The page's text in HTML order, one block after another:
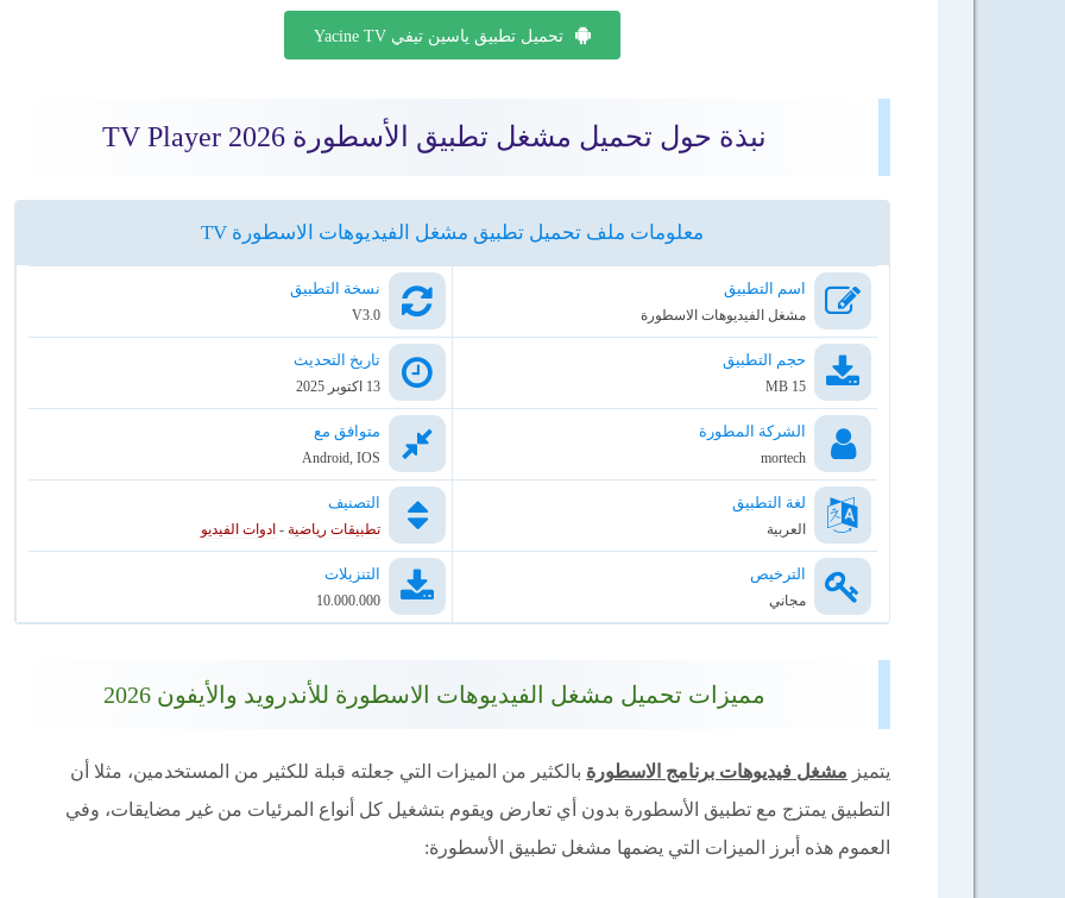
تحميل تطبيق ياسين تيفي Yacine TV
نبذة حول تحميل مشغل تطبيق الأسطورة TV Player 2026
معلومات ملف تحميل تطبيق مشغل الفيديوهات الاسطورة TV
اسم التطبيق
مشغل الفيديوهات الاسطورة
نسخة التطبيق
V3.0
حجم التطبيق
15 MB
تاريخ التحديث
13 اكتوبر 2025
الشركة المطورة
mortech
متوافق مع
Android, IOS
لغة التطبيق
العربية
التصنيف
تطبيقات رياضية- ادوات الفيديو
الترخيص
مجاني
التنزيلات
10.000.000
مميزات تحميل مشغل الفيديوهات الاسطورة للأندرويد والأيفون 2026
يتميز مشغل فيديوهات برنامج الاسطورة بالكثير من الميزات التي جعلته قبلة للكثير من المستخدمين، مثلا أن
التطبيق يمتزج مع تطبيق الأسطورة بدون أي تعارض ويقوم بتشغيل كل أنواع المرئيات من غير مضايقات، وفي
العموم هذه أبرز الميزات التي يضمها مشغل تطبيق الأسطورة: